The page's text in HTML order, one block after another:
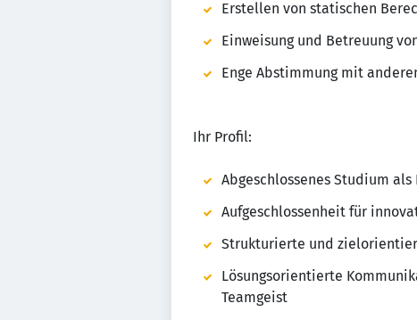
Erstellen von statischen
Einweisung und Betreuung
Enge Abstimmung mit
Ihr Profil:
Abgeschlossenes Studium als
Aufgeschlossenheit für
Strukturierte und
Lösungsorientierte
Teamgeist